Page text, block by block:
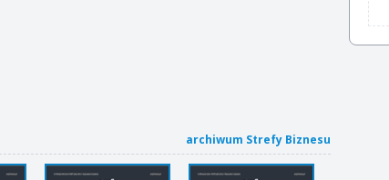
archiwum Strefy Biznesu